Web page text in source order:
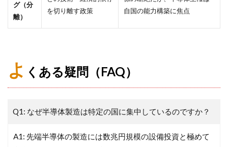
グ（分
離）
を切り離す政策
自国の能力構築に焦点
よ くある疑問（FAQ）
Q1: なぜ半導体製造は特定の国に集中しているのですか？
A1: 先端半導体の製造には数兆円規模の設備投資と極めて